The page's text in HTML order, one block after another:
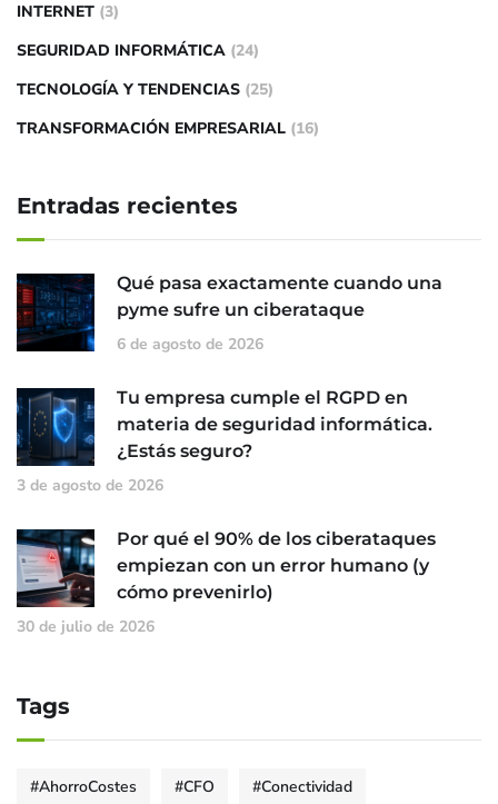
INTERNET (3)
SEGURIDAD INFORMÁTICA (24)
TECNOLOGÍA Y TENDENCIAS (25)
TRANSFORMACIÓN EMPRESARIAL (16)
Entradas recientes
Qué pasa exactamente cuando una
pyme sufre un ciberataque
6 de agosto de 2026
Tu empresa cumple el RGPD en
materia de seguridad informática.
¿Estás seguro?
3 de agosto de 2026
Por qué el 90% de los ciberataques
empiezan con un error humano (y
cómo prevenirlo)
30 de julio de 2026
Tags
#AhorroCostes #CFO #Conectividad